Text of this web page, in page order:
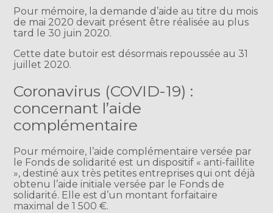
Pour mémoire, la demande d’aide au titre du mois
de mai 2020 devait présent être réalisée au plus
tard le 30 juin 2020.
Cette date butoir est désormais repoussée au 31
juillet 2020.
Coronavirus (COVID-19) :
concernant l’aide
complémentaire
Pour mémoire, l’aide complémentaire versée par
le Fonds de solidarité est un dispositif « anti-faillite
», destiné aux très petites entreprises qui ont déjà
obtenu l’aide initiale versée par le Fonds de
solidarité. Elle est d’un montant forfaitaire
maximal de 1 500 €.